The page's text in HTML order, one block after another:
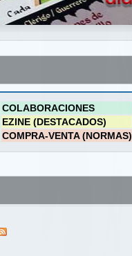
COLABORACIONES
EZINE (DESTACADOS)
COMPRA-VENTA (NORMAS)